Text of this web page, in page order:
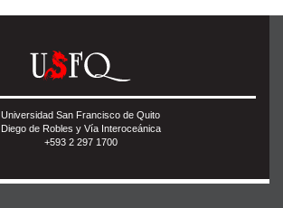
Universidad San Francisco de Quito
Diego de Robles y Vía Interoceánica
+593 2 297 1700